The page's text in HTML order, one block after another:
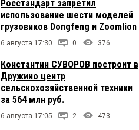
Росстандарт запретил
использование шести моделей
грузовиков Dongfeng и Zoomlion
6 августа 17:30 0 376
Константин СУВОРОВ построит в
Дружино центр
сельскохозяйственной техники
за 564 млн руб.
6 августа 17:05 2 473